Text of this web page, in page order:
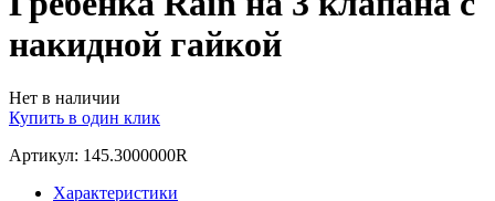
накидной гайкой
Нет в наличии
Купить в один клик
Артикул: 145.3000000R
Характеристики